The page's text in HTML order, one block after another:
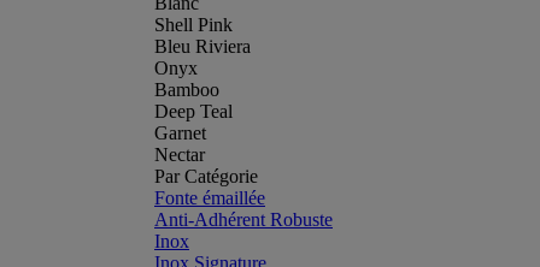
Shell Pink
Bleu Riviera
Onyx
Bamboo
Deep Teal
Garnet
Nectar
Par Catégorie
Fonte émaillée
Anti-Adhérent Robuste
Inox
Inox Signature